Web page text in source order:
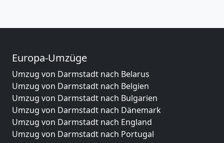
Europa-Umzüge
Umzug von Darmstadt nach Belarus
Umzug von Darmstadt nach Belgien
Umzug von Darmstadt nach Bulgarien
Umzug von Darmstadt nach Dänemark
Umzug von Darmstadt nach England
Umzug von Darmstadt nach Portugal